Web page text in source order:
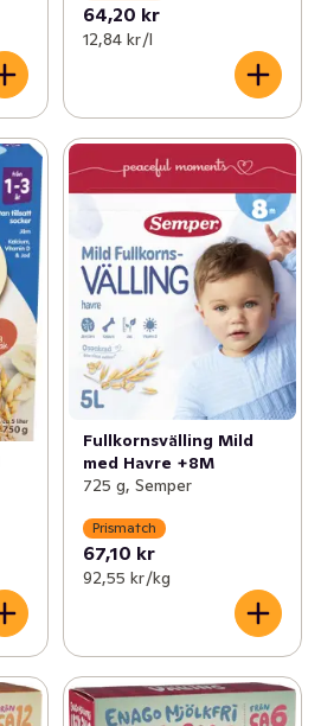
64,20 kr
12,84 kr /l
Fullkornsvälling Mild
med Havre +8M
725 g, Semper
Prismatch
67,10 kr
92,55 kr /kg